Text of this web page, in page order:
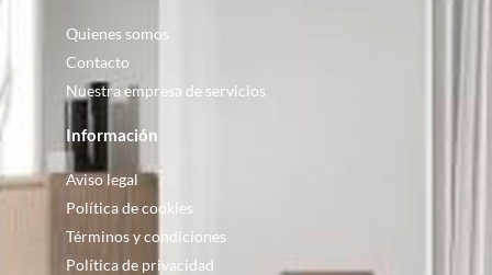
Quienes somos
Contacto
Nuestra empresa de servicios
Información
Aviso legal
Política de cookies
Términos y condiciones
Política de privacidad